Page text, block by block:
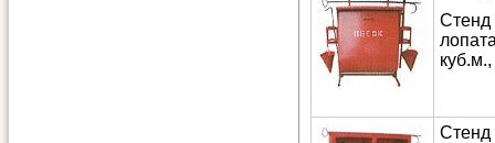
Стенд
куб.м.,
Стенд